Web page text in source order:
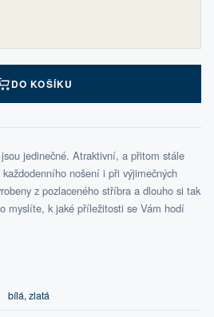
DO KOŠÍKU
jedinečné. Atraktivní, a přitom stále
nošení i při výjimečných
z pozlaceného stříbra a dlouho si tak
myslíte, k jaké příležitosti se Vám hodí
bílá, zlatá